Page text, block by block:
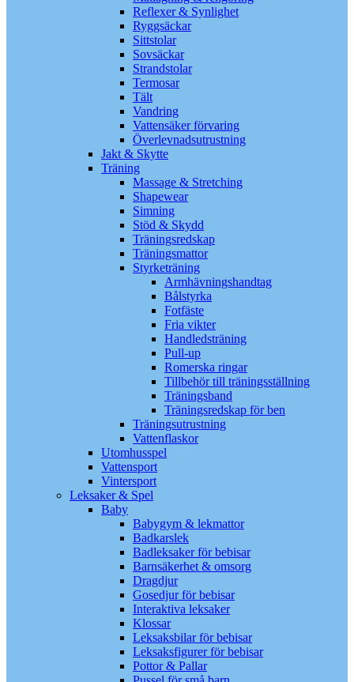
Reflexer & Synlighet
Ryggsäckar
Sittstolar
Sovsäckar
Strandstolar
Termosar
Tält
Vandring
Vattensäker förvaring
Överlevnadsutrustning
Jakt & Skytte
Träning
Massage & Stretching
Shapewear
Simning
Stöd & Skydd
Träningsredskap
Träningsmattor
Styrketräning
Armhävningshandtag
Bålstyrka
Fotfäste
Fria vikter
Handledsträning
Pull-up
Romerska ringar
Tillbehör till träningsställning
Träningsband
Träningsredskap för ben
Träningsutrustning
Vattenflaskor
Utomhusspel
Vattensport
Vintersport
Leksaker & Spel
Baby
Babygym & lekmattor
Badkarslek
Badleksaker för bebisar
Barnsäkerhet & omsorg
Dragdjur
Gosedjur för bebisar
Interaktiva leksaker
Klossar
Leksaksbilar för bebisar
Leksaksfigurer för bebisar
Pottor & Pallar